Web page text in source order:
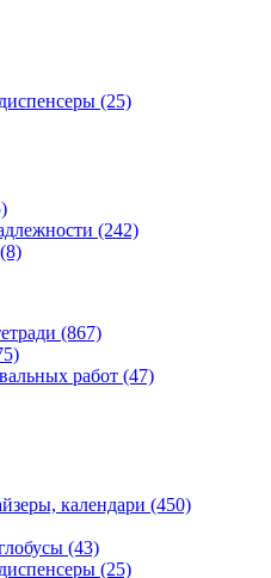
(25)
(242)
(8)
(867)
работ (47)
календари (450)
(43)
(25)